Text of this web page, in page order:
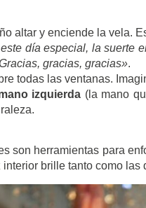
altar y enciende la vela.
día especial, la suerte
gracias, gracias».
todas las ventanas.
izquierda (la mano
son herramientas para
brille tanto como las